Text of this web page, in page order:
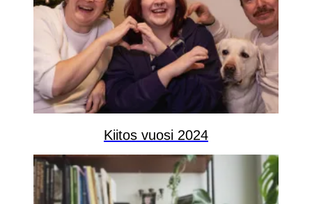
Kiitos vuosi 2024